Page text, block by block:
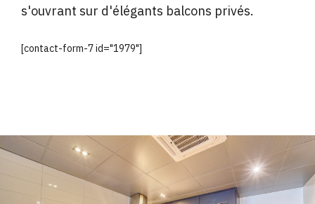
s'ouvrant sur d'élégants balcons privés.
[contact-form-7 id="1979"]